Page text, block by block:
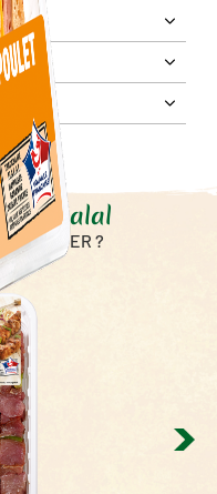
237 Kcal
7.7 g
2.7 g
Halal
?